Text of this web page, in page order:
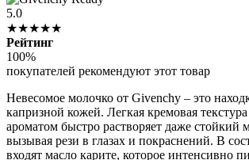
5.0
★★★★★
Рейтинг
100%
покупателей рекомендуют этот товар
Невесомое молочко от Givenchy – это
капризной кожей. Легкая кремовая
ароматом быстро растворяет даже стойкий
вызывая рези в глазах и покраснений. В
входят масло карите, которое интенсивно